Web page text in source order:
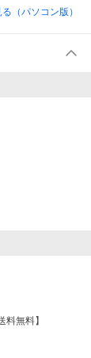
（パソコン版）
無料】